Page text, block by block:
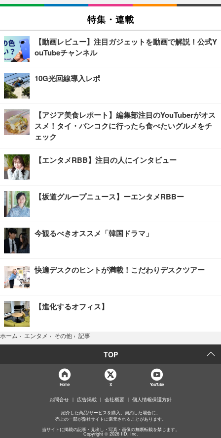
特集・連載
【動画レビュー】注目ガジェットを動画で解説！公式Y
ouTubeチャンネル
10G光回線導入レポ
【アジア美食レポート】編集部注目のYouTuberがオス
スメ！タイ・バンコクに行ったら食べたいグルメをチ
ェック
【エンタメRBB】注目の人にインタビュー
【坂道グループニュース】ーエンタメRBBー
今観るべきオススメ「韓国ドラマ」
快適デスクのヒントが満載！こだわりデスクツアー
【進化するオフィス】
ホーム › エンタメ › その他 › 記事
TOP
Home X YouTube
お問合せ 広告掲載 会社概要 個人情報保護方針
紹介した商品/サービスを購入、契約した場合に、
売上の一部が弊社サイトに還元されることがあります。
当サイトに掲載の記事・見出し・写真・画像の無断転載を禁じます。
Copyright © 2026 IID, Inc.